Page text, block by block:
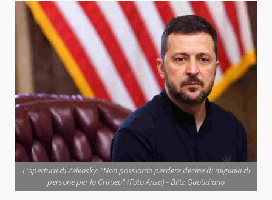
L'apertura di Zelensky: "Non possiamo perdere decine di migliaia di
persone per la Crimea" (Foto Ansa) - Blitz Quotidiano